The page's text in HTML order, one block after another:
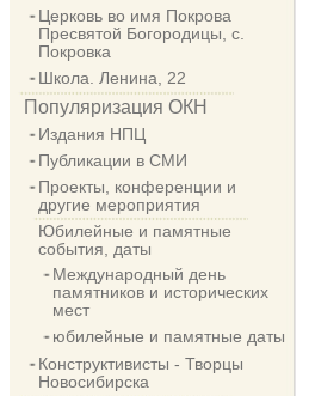
Церковь во имя Покрова
Пресвятой Богородицы, с.
Покровка
Школа. Ленина, 22
Популяризация ОКН
Издания НПЦ
Публикации в СМИ
Проекты, конференции и
другие мероприятия
Юбилейные и памятные
события, даты
Международный день
памятников и исторических
мест
юбилейные и памятные даты
Конструктивисты - Творцы
Новосибирска